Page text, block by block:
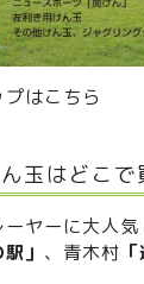
はこちら
玉はどこで
ヤーに大人
」 、青木村